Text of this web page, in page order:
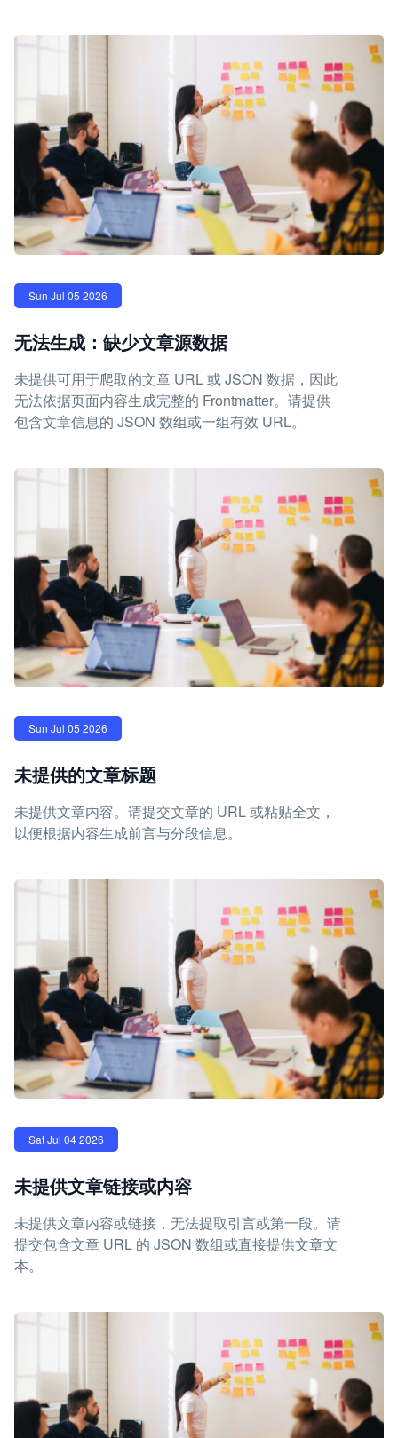
Sun Jul 05 2026
无法生成：缺少文章源数据
未提供可用于爬取的文章 URL 或 JSON 数据，因此
无法依据页面内容生成完整的 Frontmatter。请提供
包含文章信息的 JSON 数组或一组有效 URL。
Sun Jul 05 2026
未提供的文章标题
未提供文章内容。请提交文章的 URL 或粘贴全文，
以便根据内容生成前言与分段信息。
Sat Jul 04 2026
未提供文章链接或内容
未提供文章内容或链接，无法提取引言或第一段。请
提交包含文章 URL 的 JSON 数组或直接提供文章文
本。